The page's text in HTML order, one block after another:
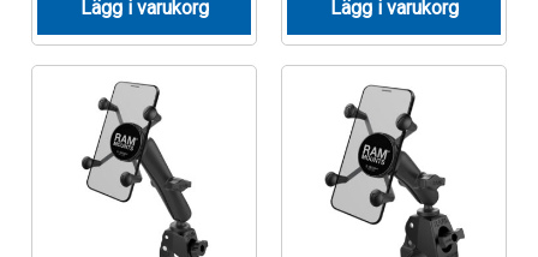
Motorcycle
Off-road Vehicle
Power Boat
Lägg i varukorg Lägg i varukorg